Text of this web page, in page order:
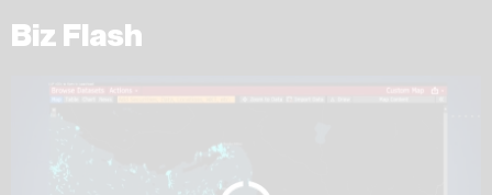
Biz Flash